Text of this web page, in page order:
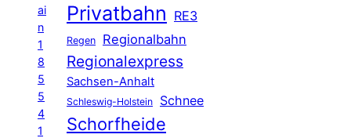
ai
n
1
8
5
5
4
1
Privatbahn RE3
Regen Regionalbahn
Regionalexpress
Sachsen-Anhalt
Schleswig-Holstein Schnee
Schorfheide